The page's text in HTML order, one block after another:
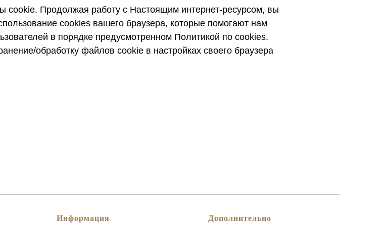
cookie. Продолжая работу с Настоящим интернет-ресурсом, вы
cookies вашего браузера, которые помогают нам
в порядке предусмотренном Политикой по cookies.
обработку файлов cookie в настройках своего браузера
Информация Дополнительно